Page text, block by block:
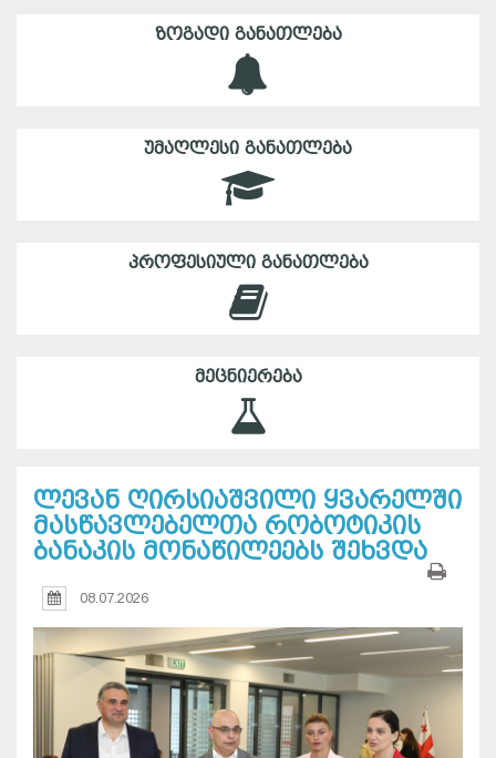
ᲖᲝᲒᲐᲓᲘ ᲒᲐᲜᲐᲗᲚᲔᲑᲐ
ᲣᲛᲐᲦᲚᲔᲡᲘ ᲒᲐᲜᲐᲗᲚᲔᲑᲐ
ᲞᲠᲝᲤᲔᲡᲘᲣᲚᲘ ᲒᲐᲜᲐᲗᲚᲔᲑᲐ
ᲛᲔᲪᲜᲘᲔᲠᲔᲑᲐ
ლევან ღირსიაშვილი ყვარელში
მასწავლებელთა რობოტიკის
ბანაკის მონაწილეებს შეხვდა
08.07.2026